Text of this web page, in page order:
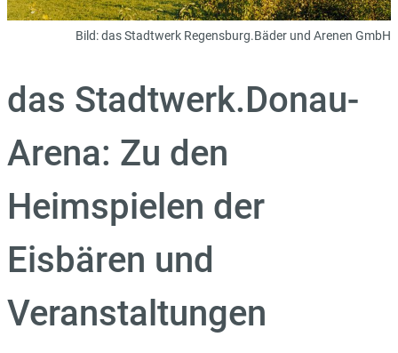
Bild:das Stadtwerk Regensburg.Bäder und Arenen GmbH
das Stadtwerk.Donau-
Arena: Zu den
Heimspielen der
Eisbären und
Veranstaltungen